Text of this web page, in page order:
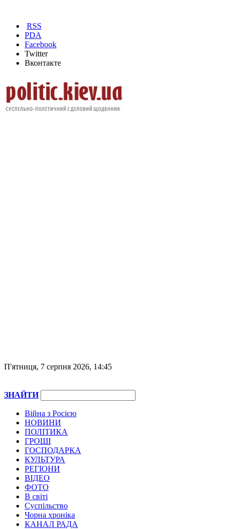
RSS
PDA
Facebook
Twitter
Вконтакте
П'ятниця, 7 серпня 2026, 14:45
ЗНАЙТИ
Війна з Росією
НОВИНИ
ПОЛІТИКА
ГРОШІ
ГОСПОДАРКА
КУЛЬТУРА
РЕГІОНИ
ВІДЕО
ФОТО
В світі
Суспільство
Чорна хроніка
КАНАЛ РАДА